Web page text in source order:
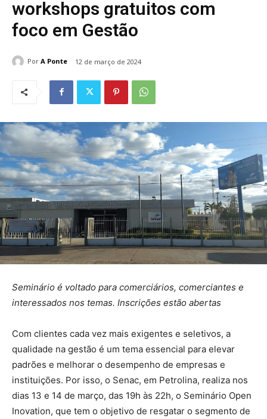
workshops gratuitos com
foco em Gestão
Por A Ponte 12 de março de 2024
Seminário é voltado para comerciários, comerciantes e
interessados nos temas. Inscrições estão abertas
Com clientes cada vez mais exigentes e seletivos, a
qualidade na gestão é um tema essencial para elevar
padrões e melhorar o desempenho de empresas e
instituições. Por isso, o Senac, em Petrolina, realiza nos
dias 13 e 14 de março, das 19h às 22h, o Seminário Open
Inovation, que tem o objetivo de resgatar o segmento de